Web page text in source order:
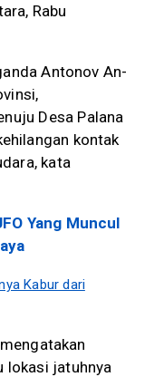
Rabu
Antonov An-
Desa Palana
kontak
kata
Yang Muncul
Kabur dari
lokasi jatuhnya